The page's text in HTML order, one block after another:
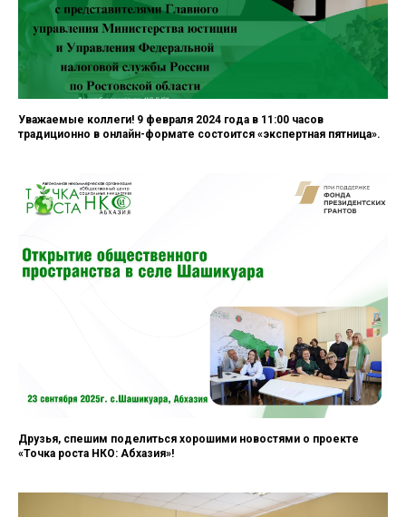
Уважаемые коллеги! 9 февраля 2024 года в 11:00 часов
традиционно в онлайн-формате состоится «экспертная пятница».
Друзья, спешим поделиться хорошими новостями о проекте
«Точка роста НКО: Абхазия»!